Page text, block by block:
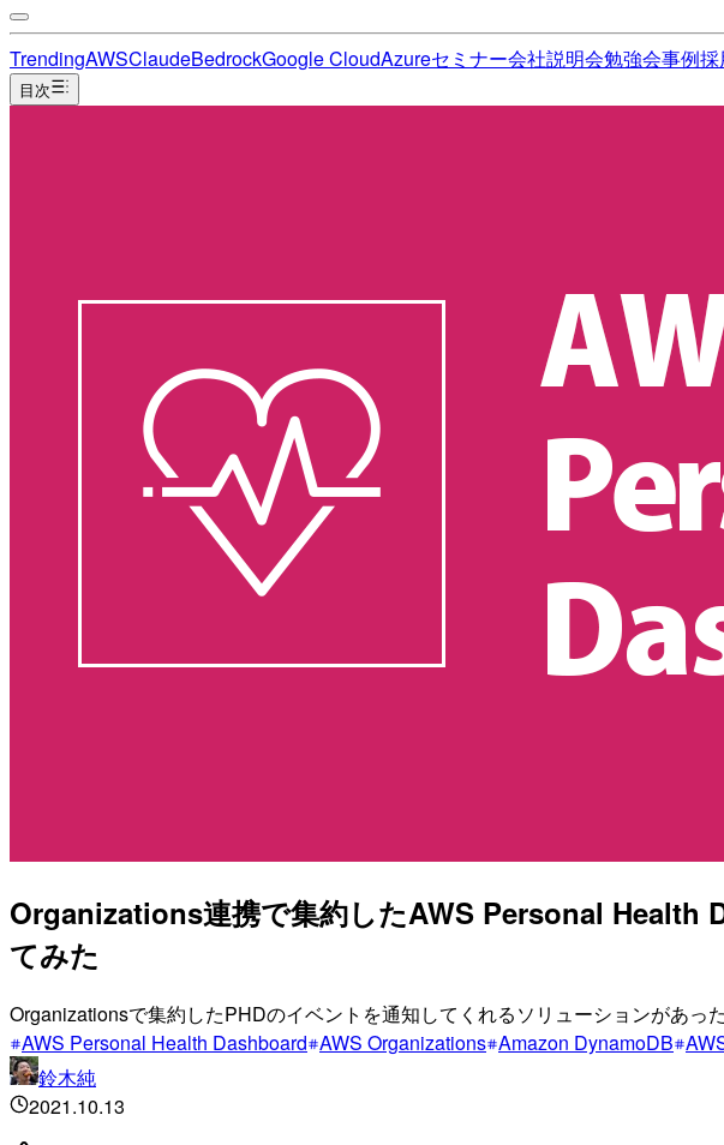
TrendingAWSClaudeBedrockGoogle CloudAzureセミナー会社説明会勉強会事例採
目次
Organizations連携で集約したAWS Personal Health
てみた
Organizationsで集約したPHDのイベントを通知してくれるソリューションがあった
AWS Personal Health Dashboard AWS Organizations Amazon DynamoDB
鈴木純
2021.10.13